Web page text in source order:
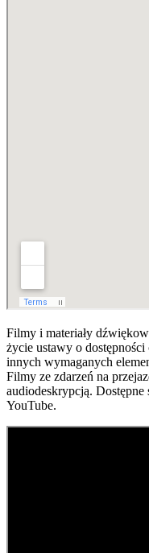
Filmy i materiały
życie ustawy o
innych wymaganych
Filmy ze zdarzeń na
audiodeskrypcją.
YouTube.